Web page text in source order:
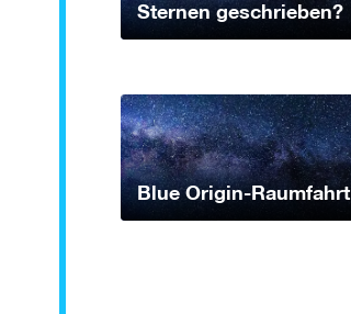
Sternen geschrieben?
Blue Origin-Raumfahrt